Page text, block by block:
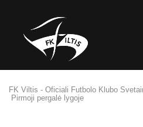
FK Viltis - Oficiali Futbolo Klubo
Pirmoji pergalė lygoje